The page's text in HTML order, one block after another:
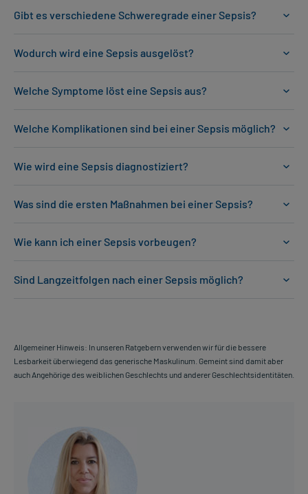
Gibt es verschiedene Schweregrade einer Sepsis?
Wodurch wird eine Sepsis ausgelöst?
Welche Symptome löst eine Sepsis aus?
Welche Komplikationen sind bei einer Sepsis möglich?
Wie wird eine Sepsis diagnostiziert?
Was sind die ersten Maßnahmen bei einer Sepsis?
Wie kann ich einer Sepsis vorbeugen?
Sind Langzeitfolgen nach einer Sepsis möglich?
Allgemeiner Hinweis: In unseren Ratgebern verwenden wir für die bessere
Lesbarkeit überwiegend das generische Maskulinum. Gemeint sind damit aber
auch Angehörige des weiblichen Geschlechts und anderer Geschlechtsidentitäten.